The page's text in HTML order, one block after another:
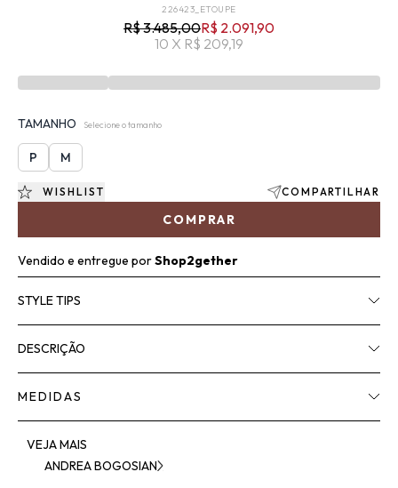
226423_ETOUPE
R$ 3.485,00R$ 2.091,90
10 X R$ 209,19
TAMANHO Selecione o tamanho
P M
COMPRAR
WISHLIST COMPARTILHAR
Vendido e entregue porShop2gether
STYLE TIPS
DESCRIÇÃO
MEDIDAS
VEJA MAIS
ANDREA BOGOSIAN